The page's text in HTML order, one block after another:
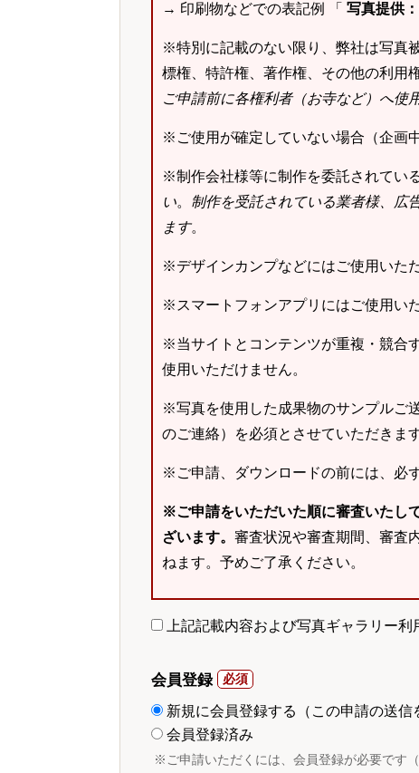
→ 印刷物などでの表記例 「 写真提供
※特別に記載のない限り、弊社は写真
標権、特許権、著作権、その他の利用
ご申請前に各権利者（お寺など）へ使
※ご使用が確定していない場合（企画
※制作会社様等に制作を委託されてい
い。 制作を受託されている業者様、広
ます。
※デザインカンプなどにはご使用いた
※スマートフォンアプリにはご使用い
※当サイトとコンテンツが重複・競合
使用いただけません。
※写真を使用した成果物のサンプルご
のご連絡）を必須とさせていただきます
※ご申請、ダウンロードの前には、必
※ご申請をいただいた順に審査いたし
ざいます。 審査状況や審査期間、審査
ねます。予めご了承ください。
上記記載内容および写真ギャラリー利
会員登録
新規に会員登録する（この申請の送信
会員登録済み
※ご申請いただくには、会員登録が必要です